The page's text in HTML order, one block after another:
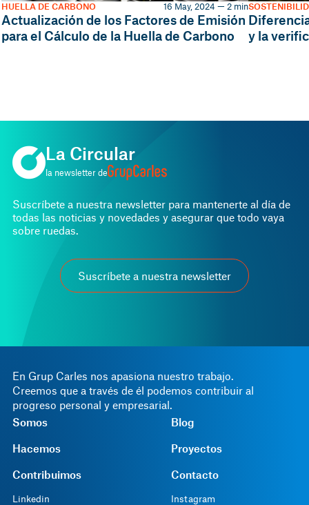
Actualización de los Factores de Emisión
para el Cálculo de la Huella de Carbono
HUELLA DE CARBONO 16 May, 2024 — 2 min
y la
En Grup Carles nos apasiona nuestro trabajo.
Creemos que a través de él podemos contribuir al
progreso personal y empresarial.
Somos
Hacemos
Contribuimos
Blog
Proyectos
Contacto
Linkedin Instagram
La Circular
la newsletter de
Suscríbete a nuestra newsletter para mantenerte al día de
todas las noticias y novedades y asegurar que todo vaya
sobre ruedas.
Suscríbete a nuestra newsletter